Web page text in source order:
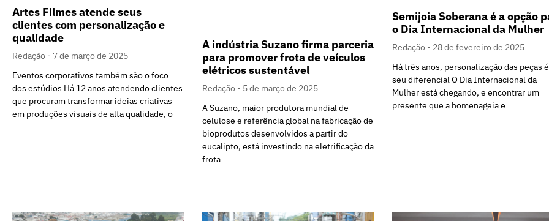
Artes Filmes atende seus
clientes com personalização e
qualidade
Redação
7 de março de 2025
Eventos corporativos também são o foco
dos estúdios Há 12 anos atendendo clientes
que procuram transformar ideias criativas
em produções visuais de alta qualidade, o
A indústria Suzano firma parceria
para promover frota de veículos
elétricos sustentável
Redação
5 de março de 2025
A Suzano, maior produtora mundial de
celulose e referência global na fabricação de
bioprodutos desenvolvidos a partir do
eucalipto, está investindo na eletrificação da
frota
Semijoia Soberana é a opção
o Dia Internacional da Mulher
Redação
28 de fevereiro de 2025
Há três anos, personalização das peças
seu diferencial O Dia Internacional da
Mulher está chegando, e encontrar um
presente que a homenageia e